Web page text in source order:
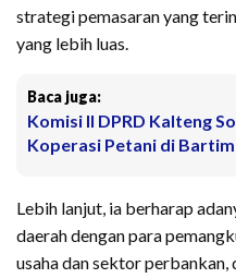
strategi pemasaran yang
yang lebih luas.
Baca juga:
Komisi II DPRD Kalteng
Koperasi Petani di Bartim
Lebih lanjut, ia berharap
daerah dengan para
usaha dan sektor